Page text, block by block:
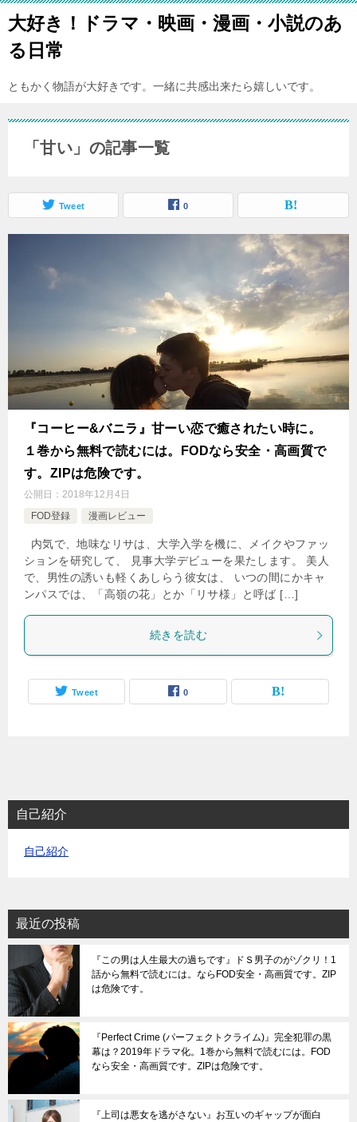
大好き！ドラマ・映画・漫画・小説のあ
る日常
ともかく物語が大好きです。一緒に共感出来たら嬉しいです。
「甘い」の記事一覧
Tweet 0
『コーヒー&バニラ』甘ーい恋で癒されたい時に。
１巻から無料で読むには。FODなら安全・高画質で
す。ZIPは危険です。
公開日： 2018年12月4日
FOD登録
漫画レビュー
内気で、地味なリサは、大学入学を機に、メイクやファッ
ションを研究して、 見事大学デビューを果たします。 美人
で、男性の誘いも軽くあしらう彼女は、 いつの間にかキャ
ンパスでは、「高嶺の花」とか「リサ様」と呼ば […]
続きを読む
Tweet 0
自己紹介
自己紹介
最近の投稿
『この男は人生最大の過ちです』ドＳ男子のがゾクリ！1
話から無料で読むには。ならFOD安全・高画質です。ZIP
は危険です。
『Perfect Crime (パーフェクトクライム)』完全犯罪の黒
幕は？2019年ドラマ化。1巻から無料で読むには。FOD
なら安全・高画質です。ZIPは危険です。
『上司は悪女を逃がさない』お互いのギャップが面白